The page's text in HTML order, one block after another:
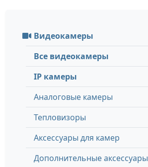
Видеокамеры
Все видеокамеры
IP камеры
Аналоговые камеры
Тепловизоры
Аксессуары для камер
Дополнительные аксессуары